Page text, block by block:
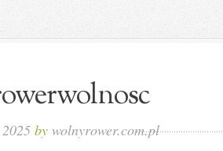
by wolnyrower.com.pl